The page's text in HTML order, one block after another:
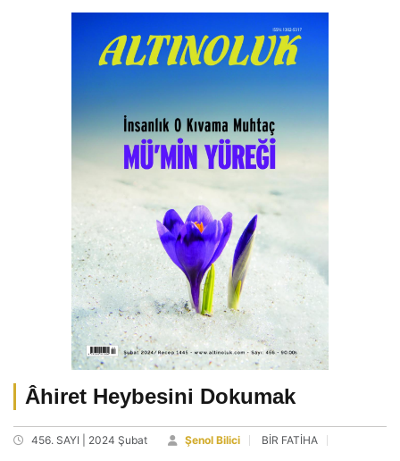
Âhiret Heybesini Dokumak
456. SAYI | 2024 Şubat Şenol Bilici BİR FATİHA